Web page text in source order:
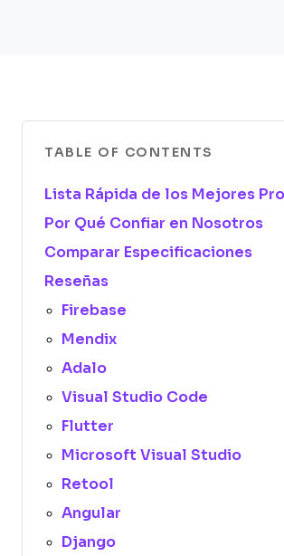
TABLE OF CONTENTS
Lista Rápida de los Mejores
Por Qué Confiar en Nosotros
Comparar Especificaciones
Reseñas
Firebase
Mendix
Adalo
Visual Studio Code
Flutter
Microsoft Visual Studio
Retool
Angular
Django